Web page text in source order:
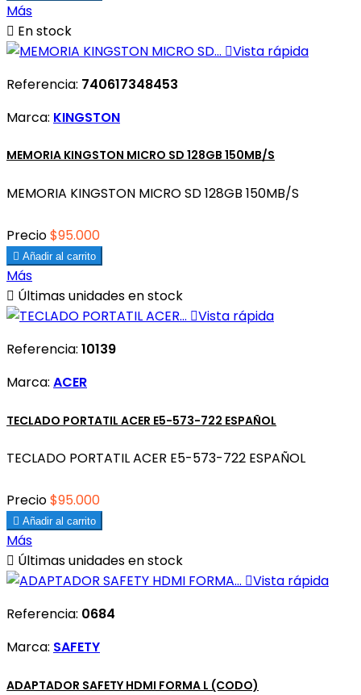
Más
 En stock
Vista rápida
Referencia: 740617348453
Marca: KINGSTON
MEMORIA KINGSTON MICRO SD 128GB 150MB/S
MEMORIA KINGSTON MICRO SD 128GB 150MB/S
Precio$95.000
 Añadir al carrito
Más
 Últimas unidades en stock
Vista rápida
Referencia: 10139
Marca: ACER
TECLADO PORTATIL ACER E5-573-722 ESPAÑOL
TECLADO PORTATIL ACER E5-573-722 ESPAÑOL
Precio$95.000
 Añadir al carrito
Más
 Últimas unidades en stock
Vista rápida
Referencia: 0684
Marca: SAFETY
ADAPTADOR SAFETY HDMI FORMA L (CODO)